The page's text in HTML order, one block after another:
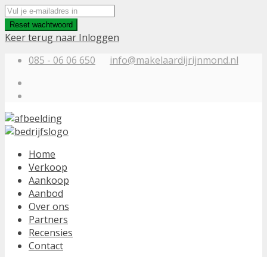
Reset wachtwoord
Keer terug naar Inloggen
085 - 06 06 650
info@makelaardijrijnmond.nl
Home
Verkoop
Aankoop
Aanbod
Over ons
Partners
Recensies
Contact